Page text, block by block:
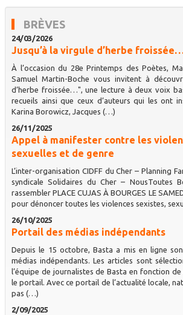
BRÈVES
24/03/2026
Jusqu’à la virgule d’herbe
À l’occasion du 28e Printemps des Poètes,
Samuel Martin-Boche vous invitent à
d’herbe froissée…", une lecture à deux voix
recueils ainsi que ceux d’auteurs qui les ont
Karina Borowicz, Jacques (…)
26/11/2025
Appel à manifester contre les
sexuelles et de genre
L’inter-organisation CIDFF du Cher – Planning
syndicale Solidaires du Cher – NousToutes
rassembler PLACE CUJAS À BOURGES LE
pour dénoncer toutes les violences sexistes,
26/10/2025
Portail des médias indépendants
Depuis le 15 octobre, Basta a mis en ligne
médias indépendants. Les articles sont
l’équipe de journalistes de Basta en fonction
le portail. Avec ce portail de l’actualité locale,
pas (…)
2/09/2025